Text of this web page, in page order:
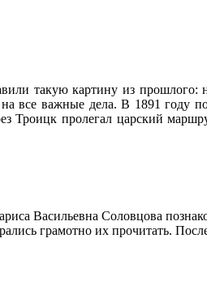
такую картину из прошлого:
на все важные дела. В 1891 году
Троицк пролегал царский
Васильевна Соловцова
грамотно их прочитать.